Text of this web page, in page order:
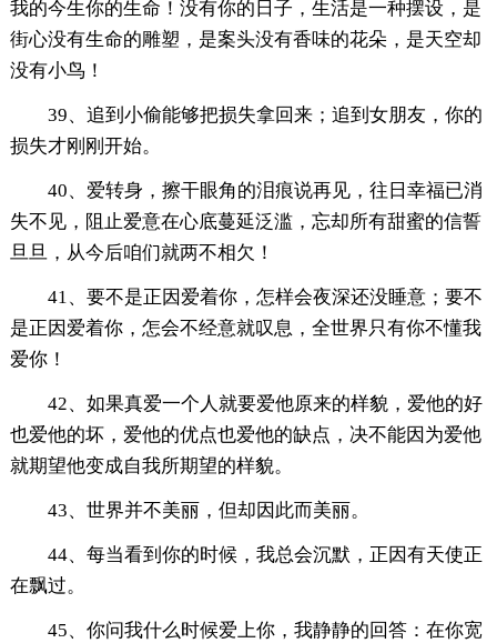
我的今生你的生命！没有你的日子，生活是一种摆设，是
街心没有生命的雕塑，是案头没有香味的花朵，是天空却
没有小鸟！
39、追到小偷能够把损失拿回来；追到女朋友，你的
损失才刚刚开始。
40、爱转身，擦干眼角的泪痕说再见，往日幸福已消
失不见，阻止爱意在心底蔓延泛滥，忘却所有甜蜜的信誓
旦旦，从今后咱们就两不相欠！
41、要不是正因爱着你，怎样会夜深还没睡意；要不
是正因爱着你，怎会不经意就叹息，全世界只有你不懂我
爱你！
42、如果真爱一个人就要爱他原来的样貌，爱他的好
也爱他的坏，爱他的优点也爱他的缺点，决不能因为爱他
就期望他变成自我所期望的样貌。
43、世界并不美丽，但却因此而美丽。
44、每当看到你的时候，我总会沉默，正因有天使正
在飘过。
45、你问我什么时候爱上你，我静静的回答：在你宽